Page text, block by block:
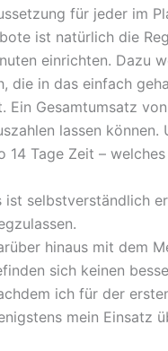
für jeder im
ist natürlich die
einrichten. Dazu
die in das einfach
Ein Gesamtumsatz
lassen
14 Tage Zeit –
ist selbstverständlich
hinaus mit dem
sich keinen
ich für der
mein Einsatz